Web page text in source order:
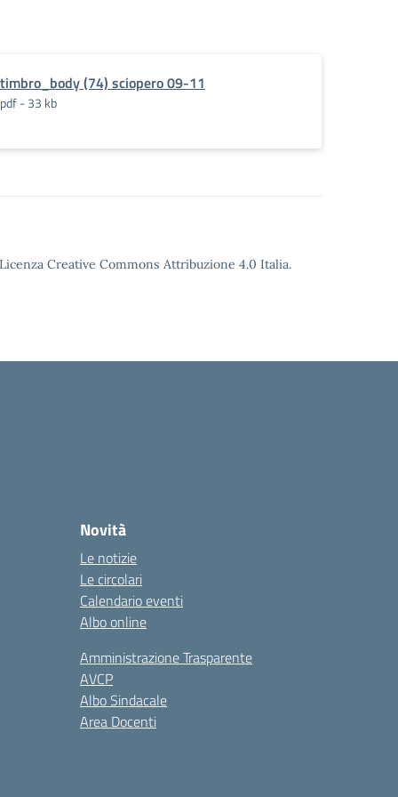
timbro_body (74) sciopero 09-11
pdf - 33 kb
Creative Commons Attribuzione 4.0 Italia.
Novità
Le notizie
Le circolari
Calendario eventi
Albo online
Amministrazione Trasparente
AVCP
Albo Sindacale
Area Docenti